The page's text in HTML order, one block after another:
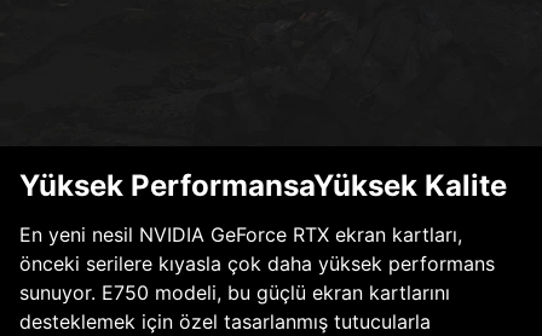
Yüksek PerformansaYüksek Kalite
En yeni nesil NVIDIA GeForce RTX ekran kartları,
önceki serilere kıyasla çok daha yüksek performans
sunuyor. E750 modeli, bu güçlü ekran kartlarını
desteklemek için özel tasarlanmış tutucularla